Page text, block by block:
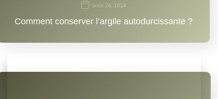
août 26, 2024
Comment conserver l’argile autodurcissante ?